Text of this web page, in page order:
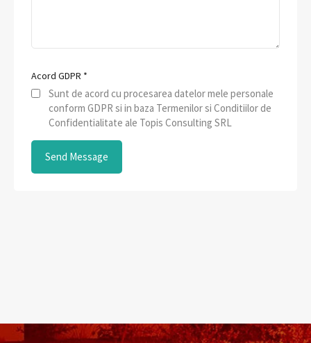
Acord GDPR *
Sunt de acord cu procesarea datelor mele personale
conform GDPR si in baza Termenilor si Conditiilor de
Confidentialitate ale Topis Consulting SRL